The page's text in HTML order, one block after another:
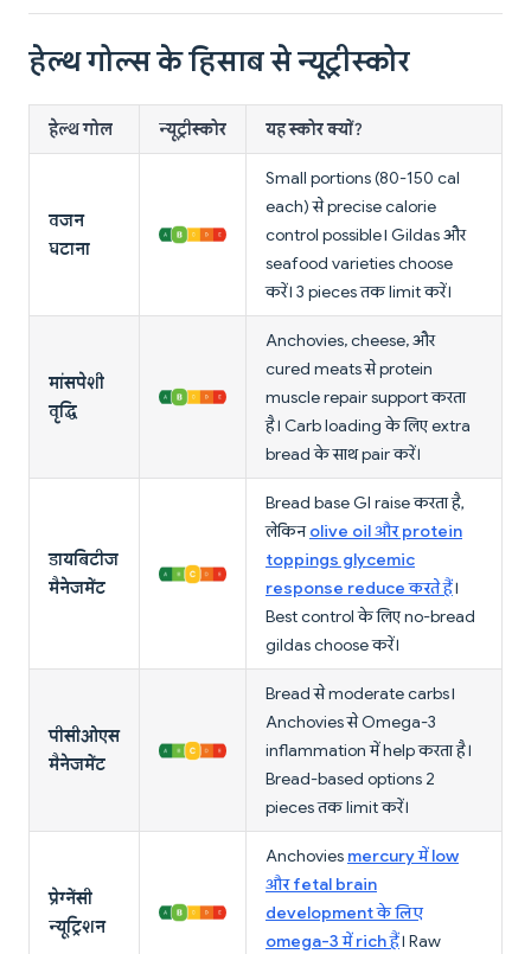
हेल्थ गोल्स के हिसाब से न्यूट्रीस्कोर
हेल्थ गोल न्यूट्रीस्कोर यह स्कोर क्यों?
वजन
घटाना
Small portions (80-150 cal
each) से precise calorie
control possible। Gildas और
seafood varieties choose
करें। 3 pieces तक limit करें।
मांसपेशी
वृद्धि
Anchovies, cheese, और
cured meats से protein
muscle repair support करता
है। Carb loading के लिए extra
bread के साथ pair करें।
डायबिटीज
मैनेजमेंट
Bread base GI raise करता है,
लेकिनolive oil और protein
toppings glycemic
response reduce करते हैं।
Best control के लिए no-bread
gildas choose करें।
पीसीओएस
मैनेजमेंट
Bread से moderate carbs।
Anchovies से Omega-3
inflammation में help करता है।
Bread-based options 2
pieces तक limit करें।
प्रेग्नेंसी
न्यूट्रिशन
Anchovies mercury में low
और fetal brain
development के लिए
omega-3 में rich हैं। Raw